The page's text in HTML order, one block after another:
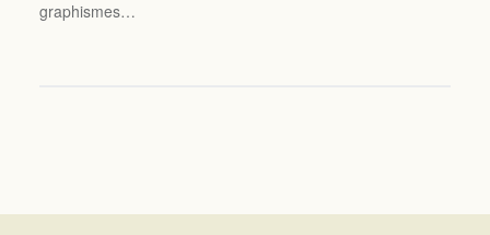
graphismes…